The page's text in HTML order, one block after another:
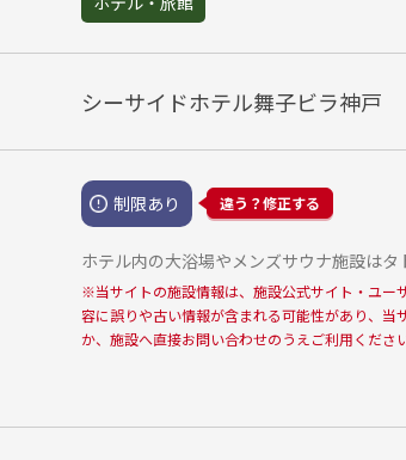
シーサイドホテル舞子ビラ神戸
制限あり 違う？修正する
ホテル内の大浴場やメンズサウナ施設は
※当サイトの施設情報は、施設公式サイト・ユ
容に誤りや古い情報が含まれる可能性があり、当
か、施設へ直接お問い合わせのうえご利用ください